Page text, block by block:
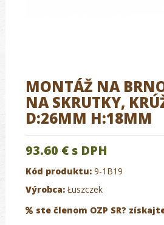
MONTÁŽ NA
NA SKRUTKY,
D:26MM H:18MM
93.60 € s DPH
Kód produktu: 9-1B19
Výrobca: Łuszczek
ste členom OZP SR?